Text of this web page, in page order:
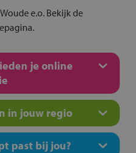
e.o. Bekijk de
je online
in jouw regio
past bij jou?